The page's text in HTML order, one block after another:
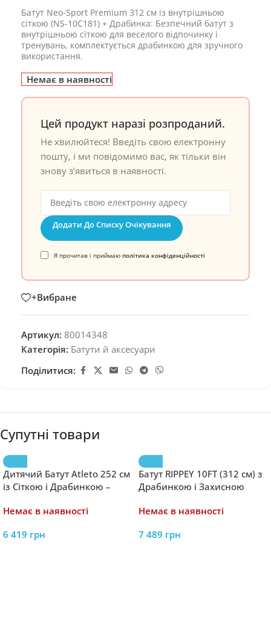
Батут Neo-Sport Premium 312 см із внутрішньою
сіткою (NS-10C181) + Драбинка: Безпечний батут з
внутрішньою сіткою для веселого відпочинку і
тренувань, комплектується драбинкою для зручного
використання.
Немає в наявності
Цей продукт наразі розпроданий.
Не хвилюйтеся! Введіть свою електронну
пошту, і ми повідомимо вас, як тільки він
знову з’явиться в наявності.
Додати До Списку Очікування
Я прочитав і приймаю політика конфіденційності
+Вибране
Артикул: 80014348
Категорія: Батути й аксесуари
Поділитися:
Супутні товари
Дитячий Батут Atleto 252 см
із Сіткою і Драбинкою –
Малюків
Немає в наявності
6 419 грн
Батут RIPPEY 10FT (312 см) з
Драбинкою і Захисною
для Дітей
Немає в наявності
7 489 грн